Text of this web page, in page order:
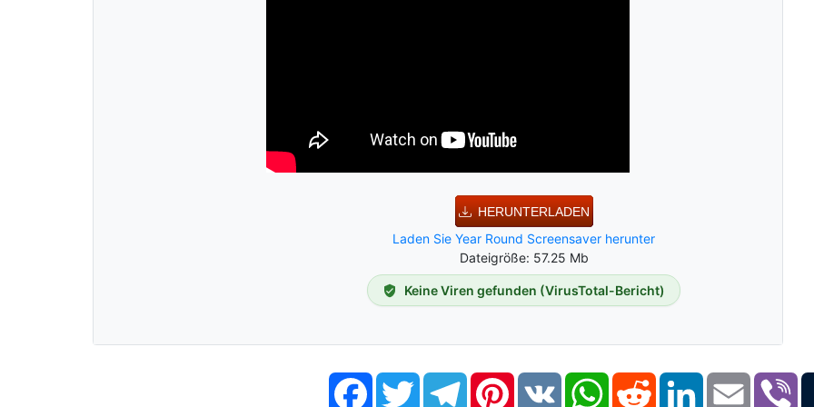
HERUNTERLADEN
Laden Sie Year Round Screensaver herunter
Dateigröße: 57.25 Mb
Keine Viren gefunden (VirusTotal-Bericht)
FacebookTwitter TelegramPinterestVK WhatsAppReddit LinkedIn Email